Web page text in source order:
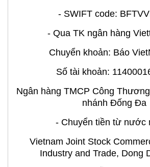
- SWIFT code:
- Qua TK ngân hàng
Chuyển khoản: Báo
Số tài khoản:
Ngân hàng TMCP Công
nhánh Đống Đa
- Chuyển tiền từ nước
Vietnam Joint Stock
Industry and Trade, Dong